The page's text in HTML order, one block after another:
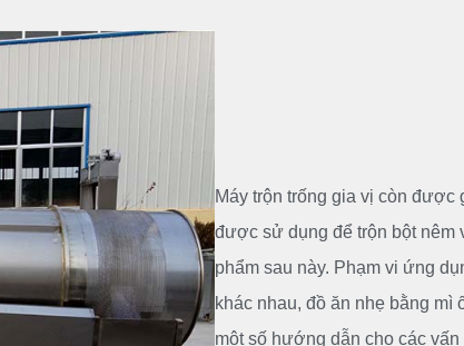
Máy trộn trống gia vị còn
được sử dụng để trộn bột nêm
phẩm sau này. Phạm vi ứng
khác nhau, đồ ăn nhẹ bằng mì
một số hướng dẫn cho các vấn